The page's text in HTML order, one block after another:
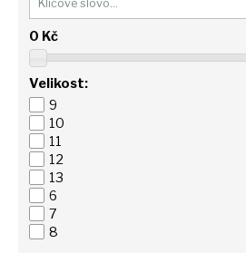
0 Kč
Velikost:
9
10
11
12
13
6
7
8